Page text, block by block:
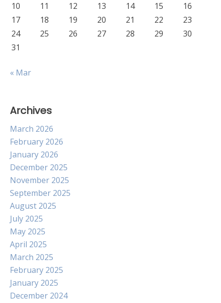
10
11 12 13 14 15
16
17
18 19 20 21 22
23
24
25 26 27 28 29
30
31
« Mar
Archives
March 2026
February 2026
January 2026
December 2025
November 2025
September 2025
August 2025
July 2025
May 2025
April 2025
March 2025
February 2025
January 2025
December 2024